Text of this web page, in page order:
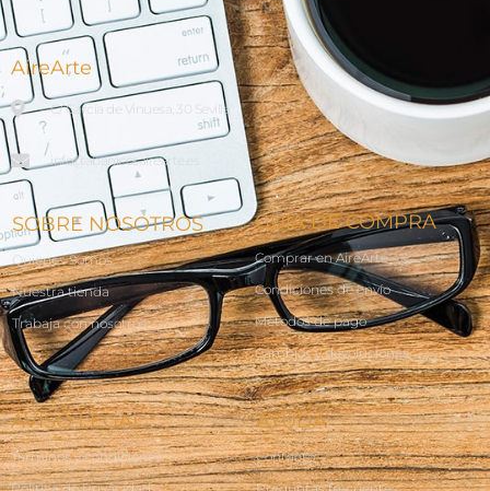
AireArte
C/ García de Vinuesa, 30 Sevilla
info@abanicosairearte.es
SOBRE NOSOTROS
Quienes Somos
Nuestra tienda
Trabaja con nosotros
GUÍA DE COMPRA
Comprar en AireArte
Condiciones de envío
Métodos de pago
Cambios y devoluciones
AVISO LEGAL
Terminos y condiciones
AYUDA
Contacto